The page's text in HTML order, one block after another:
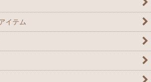
イテム